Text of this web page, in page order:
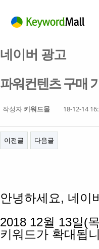
네이버 광고
파워컨텐츠 구매
작성자 키워드몰 18-12-14
이전글 다음글
안녕하세요, 네이
2018 12월 13일(
키워드가 확대됩